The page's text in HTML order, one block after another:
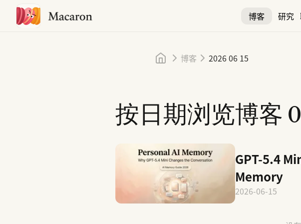
博客 研究
首页博客 2026 06 15
按日期浏览博客
GPT-5.4
Memory
2026-06-15